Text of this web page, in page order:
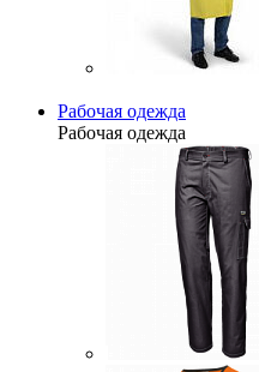
Рабочая одежда
Рабочая одежда